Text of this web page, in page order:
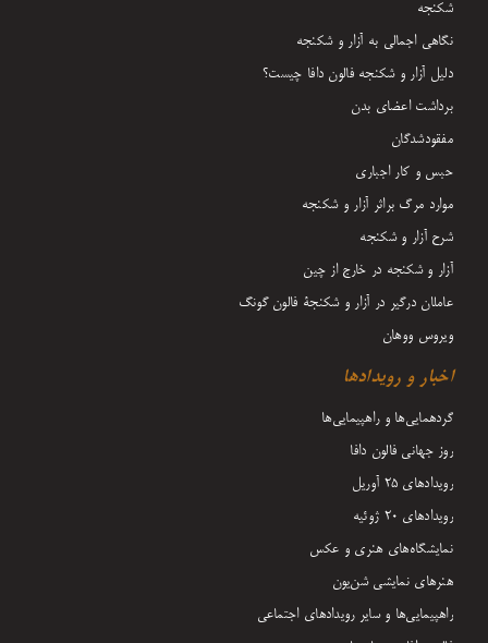
شکنجه
نگاهی اجمالی به آزار و شکنجه
دلیل آزار و شکنجه فالون دافا چیست؟
برداشت اعضای بدن
مفقودشدگان
حبس و کار اجباری
موارد مرگ براثر آزار و شکنجه
شرح آزار و شکنجه
آزار و شکنجه در خارج از چین
عاملان درگیر در آزار و شکنجۀ فالون گونگ
ویروس ووهان
اخبار و رویدادها
گردهمایی‌ها و راهپیمایی‌ها
روز جهانی فالون دافا
رویدادهای ۲۵ آوریل
رویدادهای ۲۰ ژوئیه
نمایشگاه‌های هنری و عکس
هنرهای نمایشی شن‌یون
راهپیمایی‌ها و سایر رویدادهای اجتماعی